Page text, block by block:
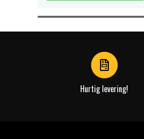
Item
Hurtig levering!